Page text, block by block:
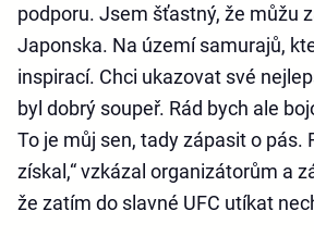
podporu. Jsem šťastný, že můžu
Japonska. Na území samurajů,
inspirací. Chci ukazovat své
byl dobrý soupeř. Rád bych ale
To je můj sen, tady zápasit o pás.
získal,“ vzkázal organizátorům a
že zatím do slavné UFC utíkat